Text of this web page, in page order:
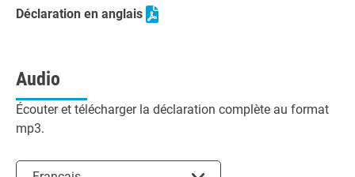
Déclaration en anglais
Audio
Écouter et télécharger la déclaration complète au format
mp3.